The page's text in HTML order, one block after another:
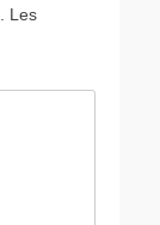
Les